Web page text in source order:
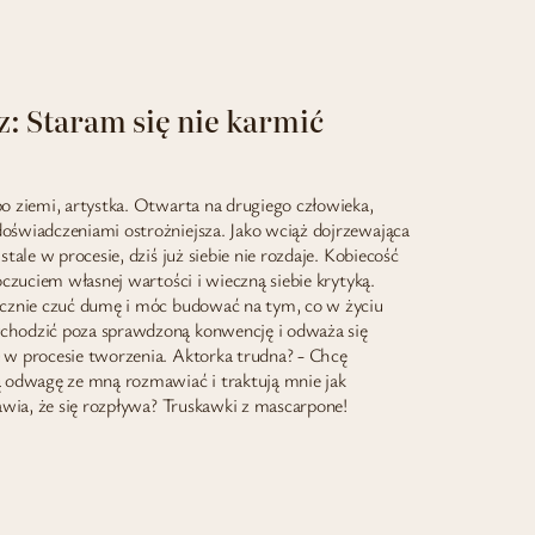
Staram się nie karmić
ziemi, artystka. Otwarta na drugiego człowieka,
ostrożniejsza. Jako wciąż dojrzewająca
w procesie, dziś już siebie nie rozdaje. Kobiecość
własnej wartości i wieczną siebie krytyką.
czuć dumę i móc budować na tym, co w życiu
poza sprawdzoną konwencję i odważa się
w procesie tworzenia. Aktorka trudna? - Chcę
ze mną rozmawiać i traktują mnie jak
że się rozpływa? Truskawki z mascarpone!